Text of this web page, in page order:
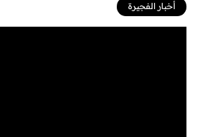
أخبار الفجيرة